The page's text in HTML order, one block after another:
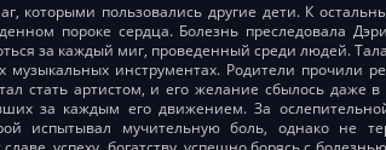
которыми пользовались другие дети. К
пороке сердца. Болезнь преследовала
за каждый миг, проведенный среди людей.
музыкальных инструментах. Родители прочили
стать артистом, и его желание сбылось даже
за каждым его движением. За
испытывал мучительную боль, однако не